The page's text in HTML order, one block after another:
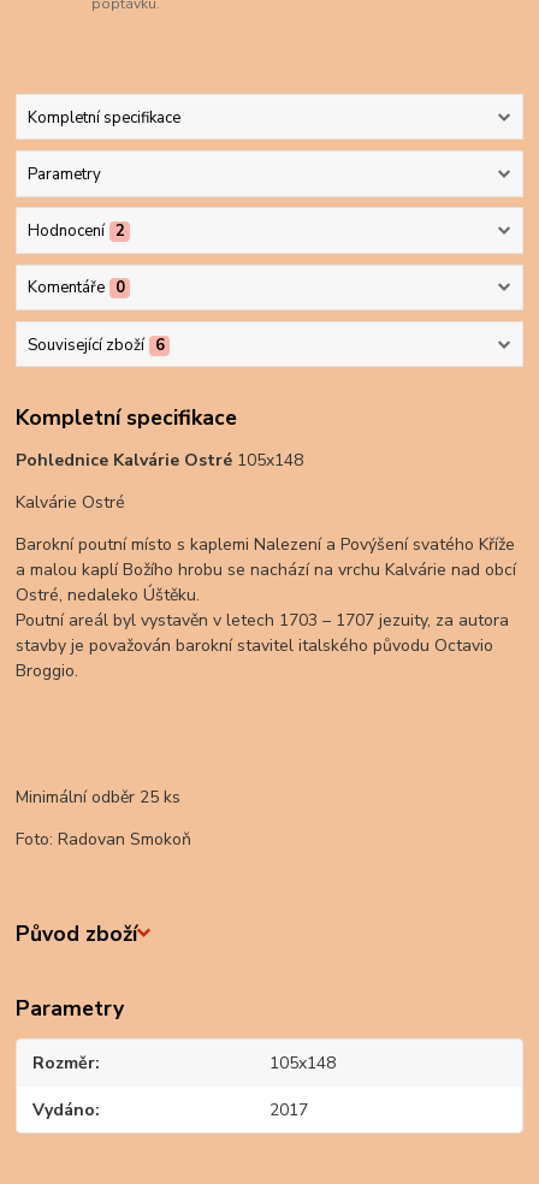
poptávku.
Kompletní specifikace
Parametry
Hodnocení 2
Komentáře 0
Související zboží 6
Kompletní specifikace
Pohlednice Kalvárie Ostré 105x148
Kalvárie Ostré
Barokní poutní místo s kaplemi Nalezení a Povýšení svatého Kříže
a malou kaplí Božího hrobu se nachází na vrchu Kalvárie nad obcí
Ostré, nedaleko Úštěku.
Poutní areál byl vystavěn v letech 1703 – 1707 jezuity, za autora
stavby je považován barokní stavitel italského původu Octavio
Broggio.
Minimální odběr 25 ks
Foto: Radovan Smokoň
Původ zboží
Parametry
Rozměr 105x148
Vydáno 2017